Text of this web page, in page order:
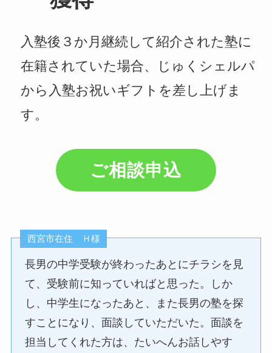
入塾後３か月継続して紹介された塾に
在籍されていた場合、じゅくシェルパ
から入塾お祝いギフトを差し上げま
す。
ご相談申込
西宮市在住 Ｈ様
長男の中学受験が終わったあとにチラシを見
て、受験前に知っていればと思った。しか
し、中学生になったあと、また長男の塾を探
すことになり、面談していただいた。面談を
担当してくれた方は、たいへんお話しやす